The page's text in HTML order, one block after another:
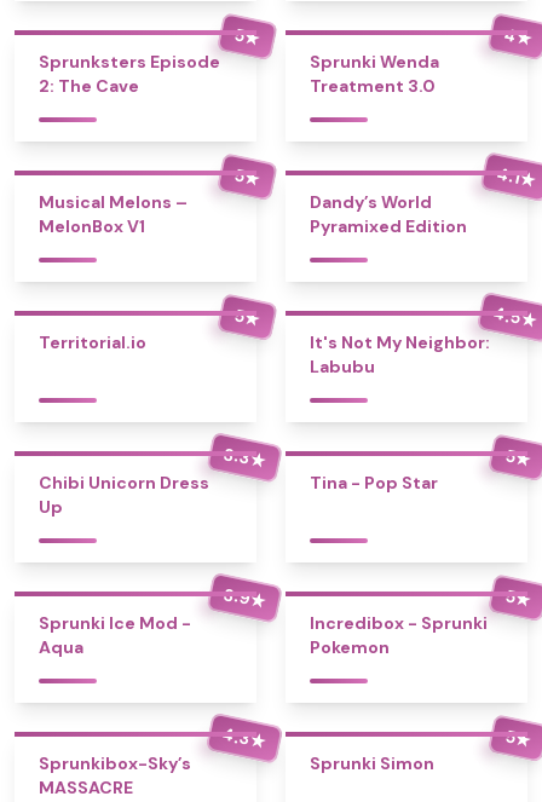
5★
Sprunksters Episode
2: The Cave
4★
Sprunki Wenda
Treatment 3.0
5★
Musical Melons –
MelonBox V1
4.1★
Dandy’s World
Pyramixed Edition
5★
Territorial.io
4.5★
It's Not My Neighbor:
Labubu
3.3★
Chibi Unicorn Dress
Up
5★
Tina - Pop Star
3.9★
Sprunki Ice Mod -
Aqua
5★
Incredibox - Sprunki
Pokemon
4.3★
Sprunkibox-Sky’s
MASSACRE
5★
Sprunki Simon